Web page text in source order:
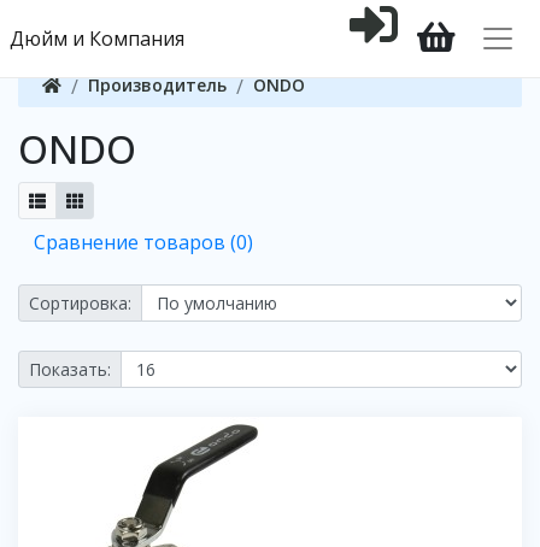
Дюйм и Компания
Производитель ONDO
ONDO
Сравнение товаров (0)
Сортировка:
Показать: